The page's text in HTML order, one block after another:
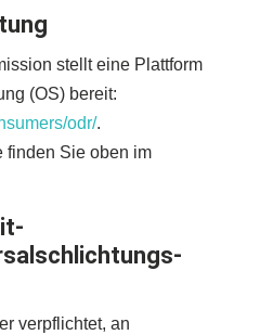
stellt eine Plattform
(OS) bereit:
odr/.
finden Sie oben im
verpflichtet, an